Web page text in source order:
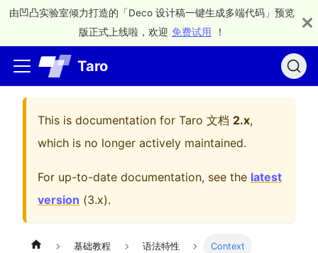
由凹凸实验室倾力打造的「Deco 设计稿一键生成多端代码」预览
版正式上线啦，欢迎 免费试用 ！
Taro
This is documentation for Taro 文档 2.x,
which is no longer actively maintained.
For up-to-date documentation, see the latest
version (3.x).
基础教程 语法特性 Context